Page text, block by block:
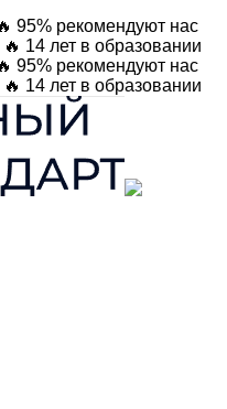
95% рекомендуют нас
🔥 14 лет в образовании
95% рекомендуют нас
🔥 14 лет в образовании